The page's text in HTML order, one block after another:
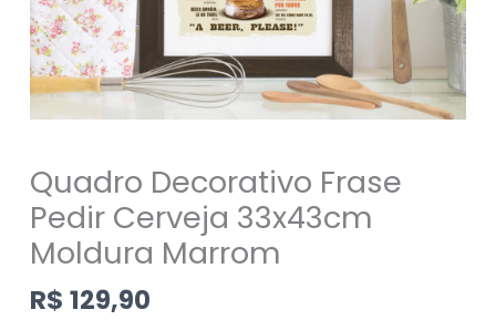
Quadro Decorativo Frase
Pedir Cerveja 33x43cm
Moldura Marrom
R$ 129,90